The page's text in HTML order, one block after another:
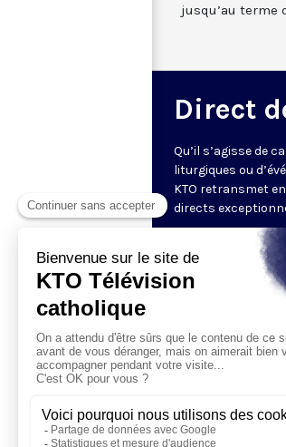
jusqu’au terme
Direct
Qu’il s’agisse de
liturgiques ou
KTO retransmet
directs
Visiter la